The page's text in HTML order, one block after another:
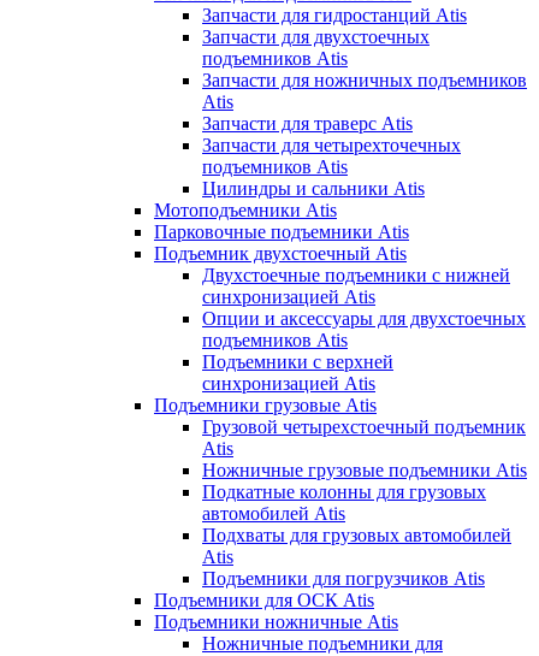
Запчасти для гидростанций Atis
Запчасти для двухстоечных
подъемников Atis
Запчасти для ножничных подъемников
Atis
Запчасти для траверс Atis
Запчасти для четырехточечных
подъемников Atis
Цилиндры и сальники Atis
Мотоподъемники Atis
Парковочные подъемники Atis
Подъемник двухстоечный Atis
Двухстоечные подъемники с нижней
синхронизацией Atis
Опции и аксессуары для двухстоечных
подъемников Atis
Подъемники с верхней
синхронизацией Atis
Подъемники грузовые Atis
Грузовой четырехстоечный подъемник
Atis
Ножничные грузовые подъемники Atis
Подкатные колонны для грузовых
автомобилей Atis
Подхваты для грузовых автомобилей
Atis
Подъемники для погрузчиков Atis
Подъемники для ОСК Atis
Подъемники ножничные Atis
Ножничные подъемники для